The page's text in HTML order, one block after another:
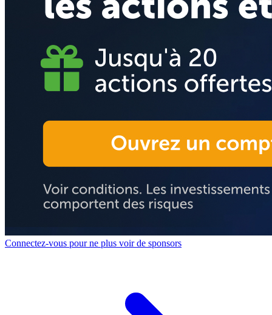
Connectez-vous pour ne plus voir de sponsors